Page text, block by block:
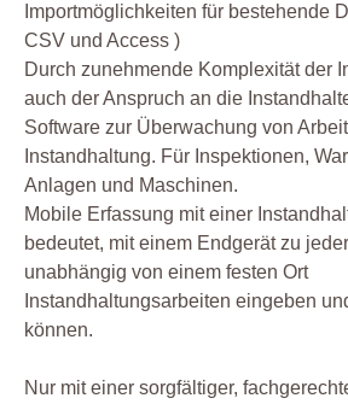
Importmöglichkeiten für bestehende
CSV und Access )
Durch zunehmende Komplexität der
auch der Anspruch an die
Software zur Überwachung von
Instandhaltung. Für Inspektionen,
Anlagen und Maschinen.
Mobile Erfassung mit einer
bedeutet, mit einem Endgerät zu
unabhängig von einem festen Ort
Instandhaltungsarbeiten eingeben
können.
Nur mit einer sorgfältiger,